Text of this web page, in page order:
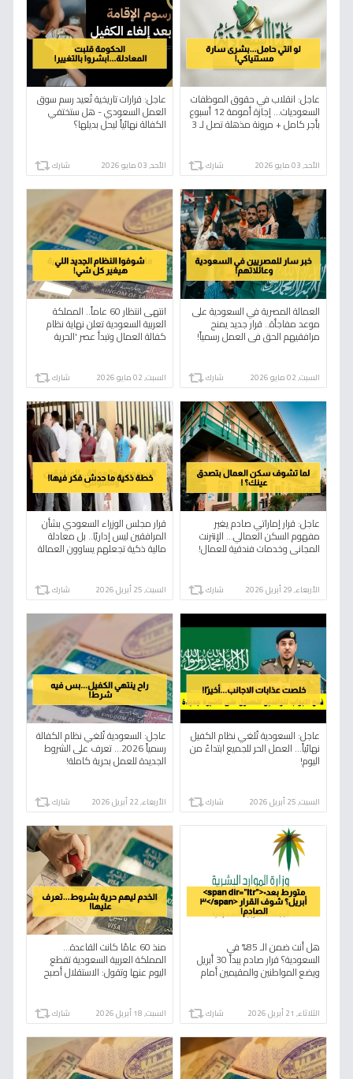
عاجل: انقلاب في حقوق الموظفات
السعوديات… إجازة أمومة 12 أسبوع
بأجر كامل + مرونة مذهلة تصل لـ 3
الأحد, 03 مايو 2026 شارك
عاجل: قرارات تاريخية تُعيد رسم سوق
العمل السعودي - هل ستختفي
الكفالة نهائياً ليحل بديلها؟
الأحد, 03 مايو 2026 شارك
العمالة المصرية في السعودية على
موعد مفاجأة.. قرار جديد يمنح
مرافقيهم الحق في العمل رسمياً!
السبت, 02 مايو 2026 شارك
انتهى انتظار 60 عاماً.. المملكة
العربية السعودية تعلن نهاية نظام
كفالة العمال وتبدأ عصر 'الحرية
السبت, 02 مايو 2026 شارك
عاجل: قرار إماراتي صادم يغير
مفهوم السكن العمالي… الإنترنت
المجاني وخدمات فندقية للعمال!
الأربعاء, 29 أبريل 2026 شارك
قرار مجلس الوزراء السعودي بشأن
المرافقين ليس إداريًا.. بل معادلة
مالية ذكية تجعلهم يساوون العمالة
الوافدة الجديدة في العائد للدولة.
السبت, 25 أبريل 2026 شارك
عاجل: السعودية تُلغي نظام الكفيل
نهائياً... العمل الحر للجميع ابتداءً من
اليوم!
السبت, 25 أبريل 2026 شارك
عاجل: السعودية تُلغي نظام الكفالة
رسمياً 2026… تعرف على الشروط
الجديدة للعمل بحرية كاملة!
الأربعاء, 22 أبريل 2026 شارك
هل أنت ضمن الـ 85% في
السعودية؟ قرار صادم يبدأ 30 أبريل
ويضع المواطنين والمقيمين أمام
مصير واحد!
الثلاثاء, 21 أبريل 2026 شارك
منذ 60 عامًا كانت القاعدة...
المملكة العربية السعودية تقطع
اليوم عنها وتقول: الاستقلال أصبح
حقًا للعمال بشرطين رئيسيين
السبت, 18 أبريل 2026 شارك